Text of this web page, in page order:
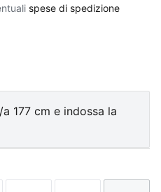
spese di spedizione
177 cm e indossa la